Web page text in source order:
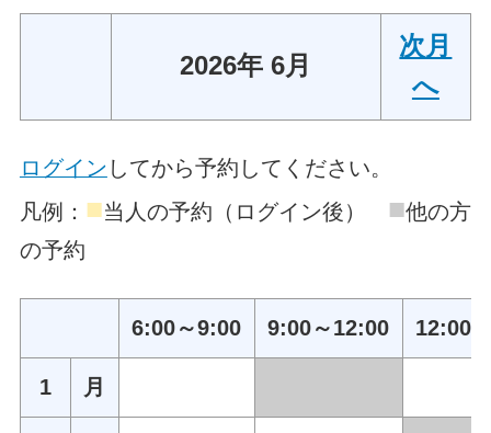
2026年 6月
次月
へ
ログイン してから予約してください。
凡例： ■当人の予約（ログイン後） ■他の方
の予約
6:00～9:00 9:00～12:00 12:00
1 月